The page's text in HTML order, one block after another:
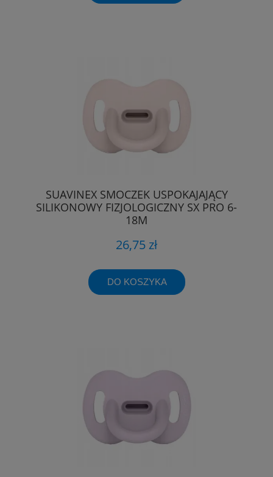
SUAVINEX SMOCZEK USPOKAJAJĄCY
SILIKONOWY FIZJOLOGICZNY SX PRO 6-
18M
26,75 zł
DO KOSZYKA